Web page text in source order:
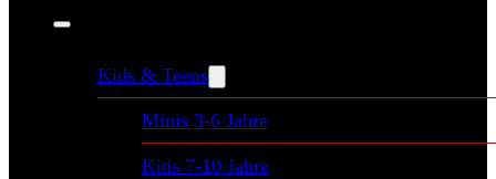
Kids & Teens
Minis 3-6 Jahre
Kids 7-10 Jahre